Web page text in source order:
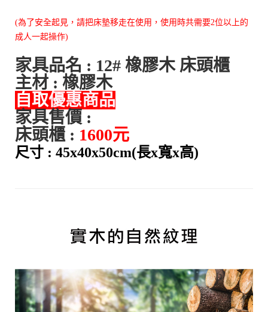
(為了安全起見，請把床墊移走在使用，使用時共需要2位以上的
成人一起操作)
家具品名 : 12# 橡膠木 床頭櫃
主材 : 橡膠木
自取優惠商品
家具售價 :
床頭櫃 : 1600元
尺寸 : 45x40x50cm(長x寬x高)